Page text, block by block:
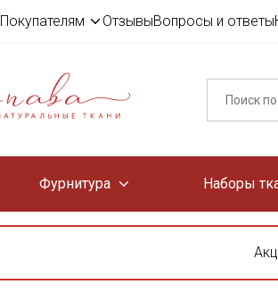
Покупателям ОтзывыВопросы и ответы
Фурнитура Наборы